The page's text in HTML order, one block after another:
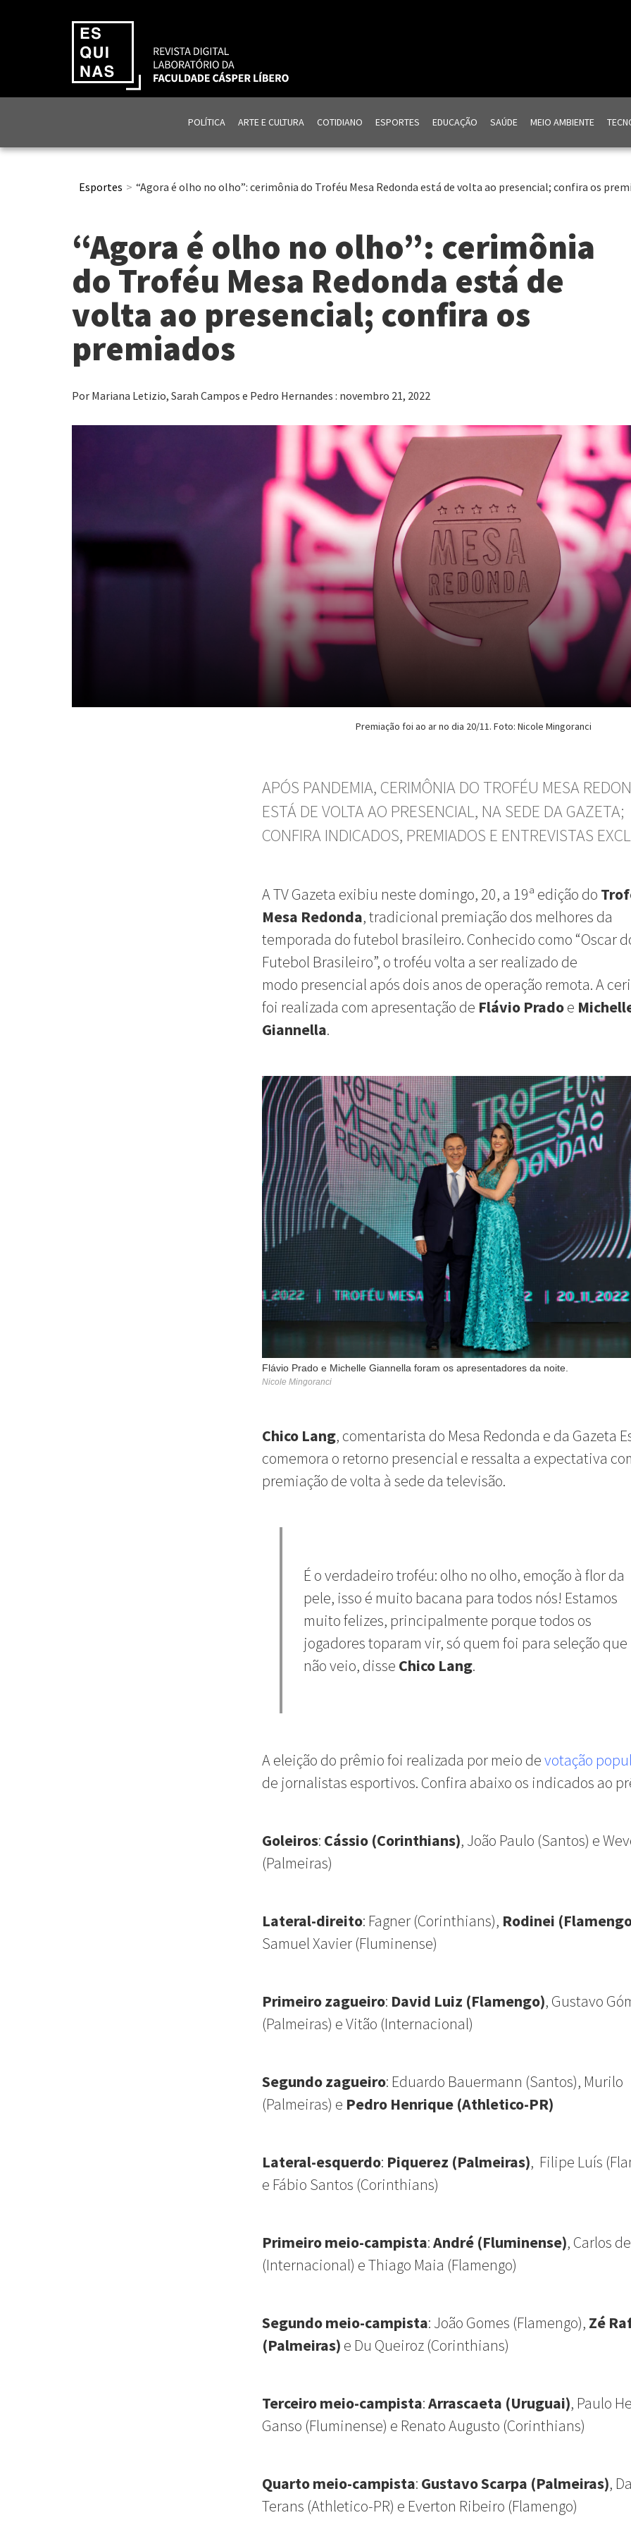
POLÍTICA ARTE E CULTURA COTIDIANO ESPORTES EDUCAÇÃO SAÚDE MEIO AMBIENTE
Esportes “Agora é olho no olho”: cerimônia do Troféu Mesa Redonda está de volta ao presencial; confira os
“Agora é olho no olho”: cerimônia
do Troféu Mesa Redonda está de
volta ao presencial; confira os
premiados
Por Mariana Letizio, Sarah Campos e Pedro Hernandes : novembro 21, 2022
Premiação foi ao ar no dia 20/11. Foto: Nicole Mingoranci
APÓS PANDEMIA, CERIMÔNIA DO TROFÉU MESA
ESTÁ DE VOLTA AO PRESENCIAL, NA SEDE DA GAZETA;
CONFIRA INDICADOS, PREMIADOS E ENTREVISTAS
A TV Gazeta exibiu neste domingo, 20, a 19ª edição do
Mesa Redonda, tradicional premiação dos melhores da
temporada do futebol brasileiro. Conhecido como “Oscar
Futebol Brasileiro”, o troféu volta a ser realizado de
modo presencial após dois anos de operação remota. A
foi realizada com apresentação de Flávio Pradoe
Giannella.
Flávio Prado e Michelle Giannella foram os apresentadores da noite.
Nicole Mingoranci
Chico Lang, comentarista do Mesa Redonda e da Gazeta
comemora o retorno presencial e ressalta a expectativa
premiação de volta à sede da televisão.
É o verdadeiro troféu: olho no olho, emoção à flor da
pele, isso é muito bacana para todos nós! Estamos
muito felizes, principalmente porque todos os
jogadores toparam vir, só quem foi para seleção que
não veio, disse Chico Lang.
A eleição do prêmio foi realizada por meio devotação
de jornalistas esportivos. Confira abaixo os indicados ao
Goleiros: Cássio (Corinthians), João Paulo (Santos) e
(Palmeiras)
Lateral-direito: Fagner (Corinthians), Rodinei
Samuel Xavier (Fluminense)
Primeiro zagueiro: David Luiz (Flamengo), Gustavo
(Palmeiras) e Vitão (Internacional)
Segundo zagueiro: Eduardo Bauermann (Santos), Murilo
(Palmeiras) e Pedro Henrique (Athletico-PR)
Lateral-esquerdo: Piquerez (Palmeiras), Filipe Luís
e Fábio Santos (Corinthians)
Primeiro meio-campista:André (Fluminense), Carlos
(Internacional) e Thiago Maia (Flamengo)
Segundo meio-campista: João Gomes (Flamengo), Zé
(Palmeiras) e Du Queiroz (Corinthians)
Terceiro meio-campista:Arrascaeta (Uruguai), Paulo
Ganso (Fluminense) e Renato Augusto (Corinthians)
Quarto meio-campista: Gustavo Scarpa (Palmeiras),
Terans (Athletico-PR) e Everton Ribeiro (Flamengo)